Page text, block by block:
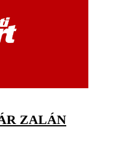
ZALÁN